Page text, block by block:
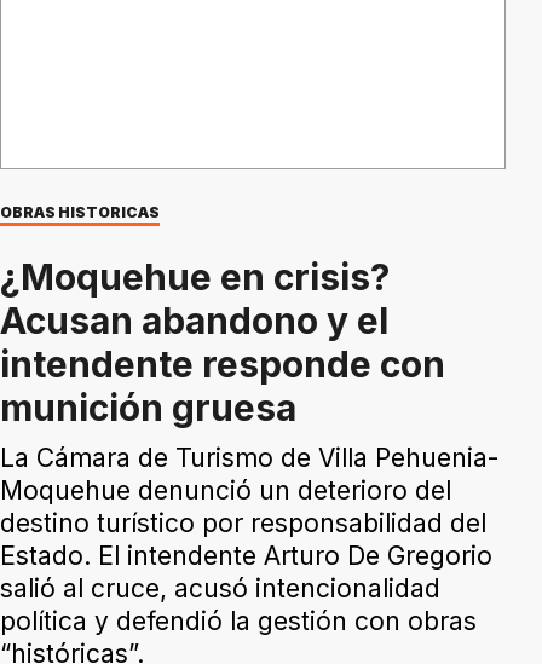
OBRAS HISTORICAS
¿Moquehue en crisis?
Acusan abandono y el
intendente responde con
munición gruesa
La Cámara de Turismo de Villa Pehuenia-
Moquehue denunció un deterioro del
destino turístico por responsabilidad del
Estado. El intendente Arturo De Gregorio
salió al cruce, acusó intencionalidad
política y defendió la gestión con obras
“históricas”.